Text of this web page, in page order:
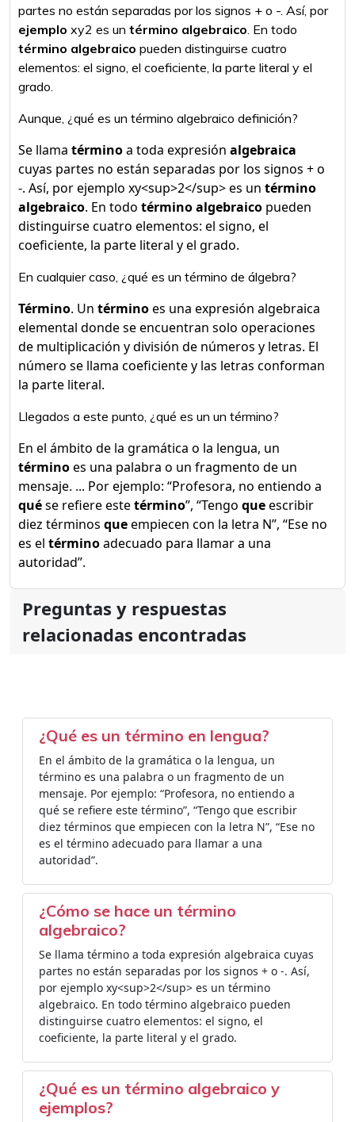
partes no están separadas por los signos + o -. Así, por
ejemplo xy2 es un término algebraico. En todo
término algebraico pueden distinguirse cuatro
elementos: el signo, el coeficiente, la parte literal y el
grado.
Aunque, ¿qué es un término algebraico definición?
Se llama términoa toda expresión algebraica
cuyas partes no están separadas por los signos + o
-. Así, por ejemplo xy<sup>2</sup> es un término
algebraico. En todo término algebraico pueden
distinguirse cuatro elementos: el signo, el
coeficiente, la parte literal y el grado.
En cualquier caso, ¿qué es un término de álgebra?
Término. Un términoes una expresión algebraica
elemental donde se encuentran solo operaciones
de multiplicación y división de números y letras. El
número se llama coeficiente y las letras conforman
la parte literal.
Llegados a este punto, ¿qué es un un término?
En el ámbito de la gramática o la lengua, un
términoes una palabra o un fragmento de un
mensaje. ... Por ejemplo: “Profesora, no entiendo a
quése refiere estetérmino”, “Tengo queescribir
diez términos queempiecen con la letra N”, “Ese no
es el términoadecuado para llamar a una
autoridad”.
Preguntas y respuestas
relacionadas encontradas
¿Qué es un término en lengua?
En el ámbito de la gramática o la lengua, un
término es una palabra o un fragmento de un
mensaje. Por ejemplo: “Profesora, no entiendo a
qué se refiere este término”, “Tengo que escribir
diez términos que empiecen con la letra N”, “Ese no
es el término adecuado para llamar a una
autoridad”.
¿Cómo se hace un término
algebraico?
Se llama término a toda expresión algebraica cuyas
partes no están separadas por los signos + o -. Así,
por ejemplo xy<sup>2</sup> es un término
algebraico. En todo término algebraico pueden
distinguirse cuatro elementos: el signo, el
coeficiente, la parte literal y el grado.
¿Qué es un término algebraico y
ejemplos?